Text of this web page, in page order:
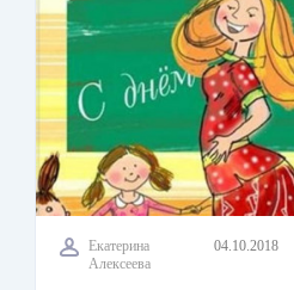
Екатерина
Алексеева
04.10.2018